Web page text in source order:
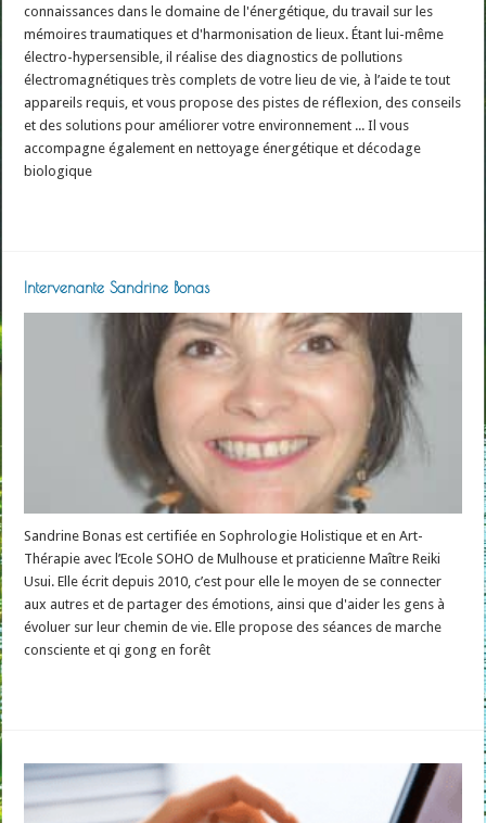
connaissances dans le domaine de l'énergétique, du travail sur les
mémoires traumatiques et d'harmonisation de lieux. Étant lui-même
électro-hypersensible, il réalise des diagnostics de pollutions
électromagnétiques très complets de votre lieu de vie, à l’aide te tout
appareils requis, et vous propose des pistes de réflexion, des conseils
et des solutions pour améliorer votre environnement ... Il vous
accompagne également en nettoyage énergétique et décodage
biologique
Intervenante Sandrine Bonas
Sandrine Bonas est certifiée en Sophrologie Holistique et en Art-
Thérapie avec l’Ecole SOHO de Mulhouse et praticienne Maître Reiki
Usui. Elle écrit depuis 2010, c’est pour elle le moyen de se connecter
aux autres et de partager des émotions, ainsi que d'aider les gens à
évoluer sur leur chemin de vie. Elle propose des séances de marche
consciente et qi gong en forêt